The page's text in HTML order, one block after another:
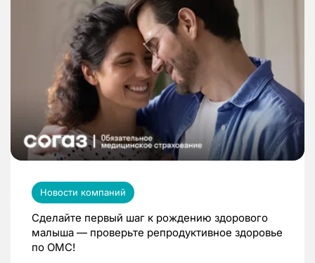
Новости компаний
Сделайте первый шаг к рождению здорового
малыша — проверьте репродуктивное здоровье
по ОМС!